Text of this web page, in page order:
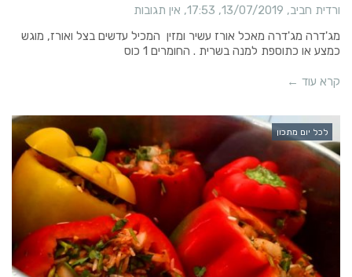
ורדית חביב 13/07/2019
17:53 אין תגובות
מג'דרה מג'דרה מאכל אורז עשיר ומזין המכיל עדשים בצל ואורז, מוגש
כמצע או כתוספת למנה בשרית . החומרים 1 כוס
קרא עוד ←
לכל יום מתכון